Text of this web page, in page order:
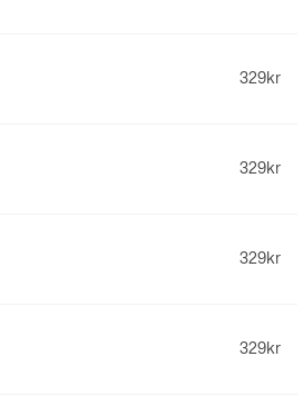
329kr
329kr
329kr
329kr